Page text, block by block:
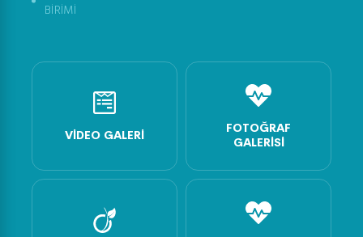
BİRİMİ
VIDEO GALERI
FOTOĞRAF
GALERISI